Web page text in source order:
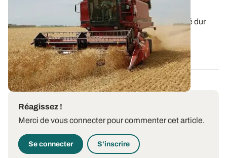
la culture de blé dur
Si l’agriculture vit de nombreux changements, le blé dur
reste une valeur sûre. L’ensemble...
27 AOÛT 2020
Réagissez !
Merci de vous connecter pour commenter cet article.
Se connecter S'inscrire